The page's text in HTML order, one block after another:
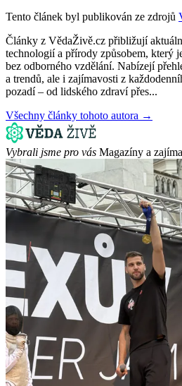
Tento článek byl publikován ze zdrojů
Články z VědaŽivě.cz přibližují
technologií a přírody způsobem, který
bez odborného vzdělání. Nabízejí
a trendů, ale i zajímavosti z
pozadí – od lidského zdraví přes...
Všechny články tohoto autora →
Vybrali jsme pro vás Magazíny a